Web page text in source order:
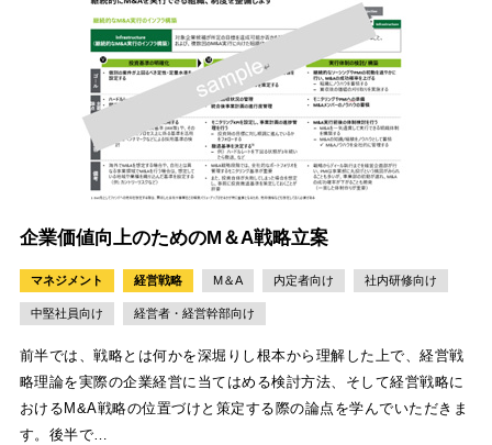
企業価値向上のためのM＆A戦略立案
マネジメント 経営戦略 M＆A 内定者向け 社内研修向け
中堅社員向け 経営者・経営幹部向け
前半では、戦略とは何かを深堀りし根本から理解した上で、経営戦
略理論を実際の企業経営に当てはめる検討方法、そして経営戦略に
おけるM&A戦略の位置づけと策定する際の論点を学んでいただきま
す。後半で…